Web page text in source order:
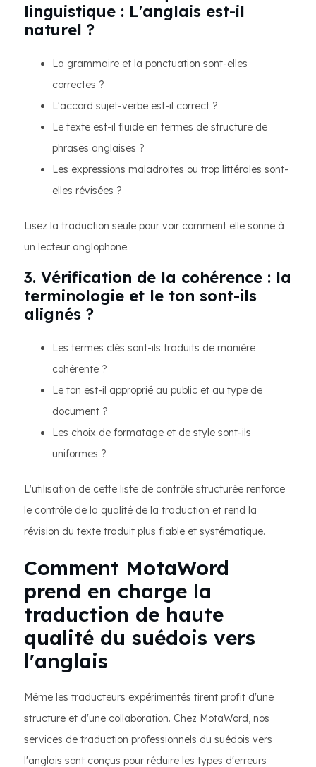
linguistique : L'anglais est-il
naturel ?
La grammaire et la ponctuation sont-elles
correctes ?
L'accord sujet-verbe est-il correct ?
Le texte est-il fluide en termes de structure de
phrases anglaises ?
Les expressions maladroites ou trop littérales sont-
elles révisées ?
Lisez la traduction seule pour voir comment elle sonne à
un lecteur anglophone.
3. Vérification de la cohérence : la
terminologie et le ton sont-ils
alignés ?
Les termes clés sont-ils traduits de manière
cohérente ?
Le ton est-il approprié au public et au type de
document ?
Les choix de formatage et de style sont-ils
uniformes ?
L'utilisation de cette liste de contrôle structurée renforce
le contrôle de la qualité de la traduction et rend la
révision du texte traduit plus fiable et systématique.
Comment MotaWord
prend en charge la
traduction de haute
qualité du suédois vers
l'anglais
Même les traducteurs expérimentés tirent profit d'une
structure et d'une collaboration. Chez MotaWord, nos
services de traduction professionnels du suédois vers
l'anglais sont conçus pour réduire les types d'erreurs